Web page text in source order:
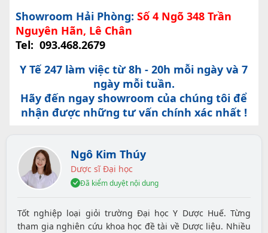
Showroom Hải Phòng: Số 4 Ngõ 348 Trần
Nguyên Hãn, Lê Chân
Tel: 093.468.2679
Y Tế 247 làm việc từ 8h - 20h mỗi ngày và 7
ngày mỗi tuần.
Hãy đến ngay showroom của chúng tôi để
nhận được những tư vấn chính xác nhất !
Ngô Kim Thúy
Dược sĩ Đại học
Đã kiểm duyệt nội dung
Tốt nghiệp loại giỏi trường Đại học Y Dược Huế. Từng
tham gia nghiên cứu khoa học đề tài về Dược liệu. Nhiều